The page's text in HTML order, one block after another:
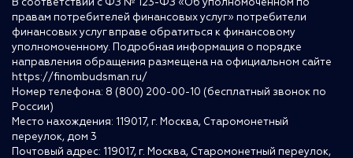
В соответствии с ФЗ № 123-ФЗ «Об уполномоченном по
правам потребителей финансовых услуг» потребители
финансовых услуг вправе обратиться к финансовому
уполномоченному. Подробная информация о порядке
направления обращения размещена на официальном сайте
https://finombudsman.ru/
Номер телефона: 8 (800) 200-00-10 (бесплатный звонок по
России)
Место нахождения: 119017, г. Москва, Старомонетный
переулок, дом 3
Почтовый адрес: 119017, г. Москва, Старомонетный переулок,